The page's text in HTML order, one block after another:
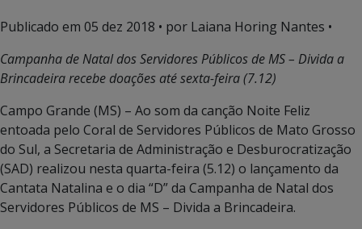
Publicado em 05 dez 2018 • por Laiana Horing Nantes •
Campanha de Natal dos Servidores Públicos de MS – Divida a
Brincadeira recebe doações até sexta-feira (7.12)
Campo Grande (MS) – Ao som da canção Noite Feliz
entoada pelo Coral de Servidores Públicos de Mato Grosso
do Sul, a Secretaria de Administração e Desburocratização
(SAD) realizou nesta quarta-feira (5.12) o lançamento da
Cantata Natalina e o dia “D” da Campanha de Natal dos
Servidores Públicos de MS – Divida a Brincadeira.